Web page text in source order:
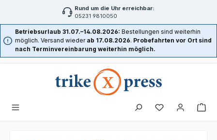
Zum Hauptinhalt springenRund um die Uhr erreichbar:
05231 9810050
Betriebsurlaub 31.07.–14.08.2026: Bestellungen sind weiterhin
möglich. Versand wieder ab 17.08.2026. Probefahrten vor Ort sind
nach Terminvereinbarung weiterhin möglich.